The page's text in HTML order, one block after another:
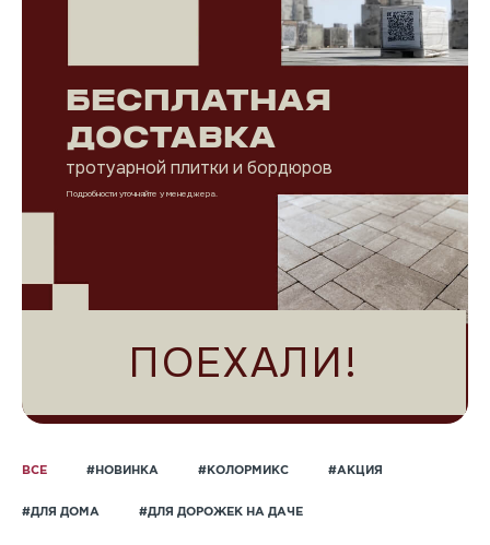
БЕСПЛАТНАЯ
ДОСТАВКА
тротуарной плитки и бордюров
Подробности уточняйте у менеджера.
ПОЕХАЛИ!
ВСЕ #НОВИНКА #КОЛОРМИКС #АКЦИЯ
#ДЛЯ ДОМА #ДЛЯ ДОРОЖЕК НА ДАЧЕ